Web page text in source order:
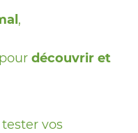
,
découvrir et
vos